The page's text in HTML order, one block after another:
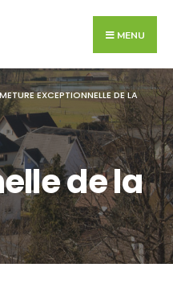
MENU
EXCEPTIONNELLE DE LA
de la